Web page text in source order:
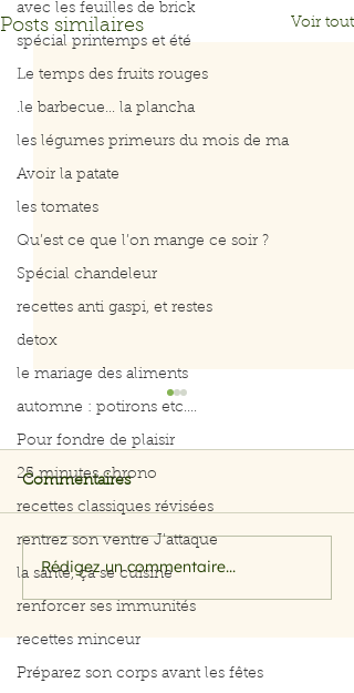
avec les feuilles de brick
spécial printemps et été
Le temps des fruits rouges
.le barbecue... la plancha
les légumes primeurs du mois de ma
Avoir la patate
les tomates
Qu’est ce que l’on mange ce soir ?
Spécial chandeleur
recettes anti gaspi, et restes
detox
le mariage des aliments
automne : potirons etc....
Pour fondre de plaisir
25 minutes chrono
recettes classiques révisées
rentrez son ventre J'attaque
la santé, ça se cuisine
renforcer ses immunités
recettes minceur
Préparez son corps avant les fêtes
Posts similaires Voir tout
Filet de saumon aux
herbes et citron
Commentaires
Rédigez un commentaire...